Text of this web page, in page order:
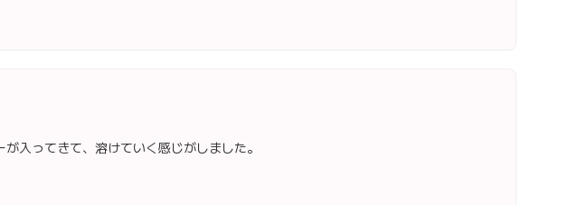
入ってきて、溶けていく感じがしました。